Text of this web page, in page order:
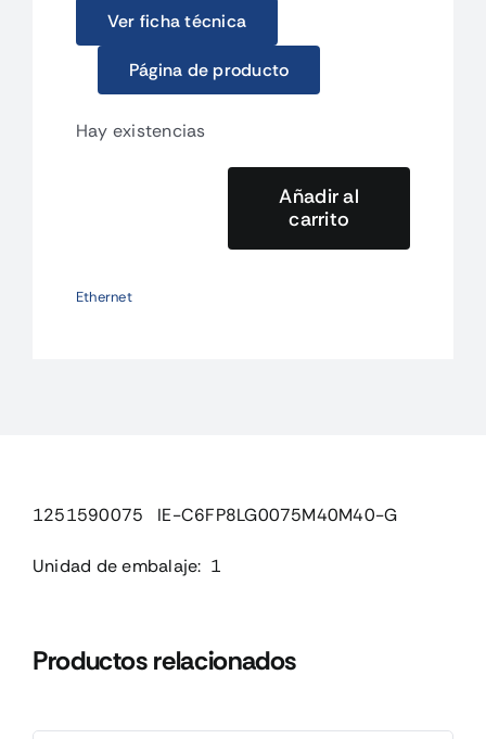
Ver ficha técnica
Página de producto
Hay existencias
Añadir al
carrito
Ethernet
1251590075 IE-C6FP8LG0075M40M40-G
Unidad de embalaje: 1
Productos relacionados